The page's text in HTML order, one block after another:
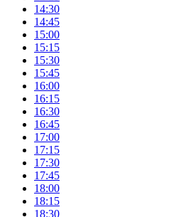
14:30
14:45
15:00
15:15
15:30
15:45
16:00
16:15
16:30
16:45
17:00
17:15
17:30
17:45
18:00
18:15
18:30